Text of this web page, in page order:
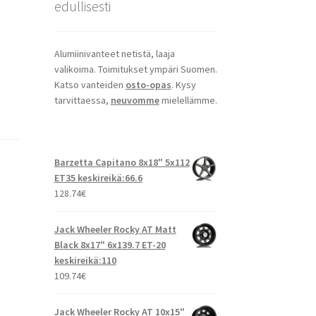
edullisesti
Alumiinivanteet netistä, laaja
valikoima. Toimitukset ympäri Suomen.
Katso vanteiden osto-opas. Kysy
tarvittaessa, neuvommemielellämme.
Barzetta Capitano 8x18" 5x112
ET35 keskireikä:66.6
128.74€
Jack Wheeler Rocky AT Matt
Black 8x17" 6x139.7 ET-20
keskireikä:110
109.74€
Jack Wheeler Rocky AT 10x15"